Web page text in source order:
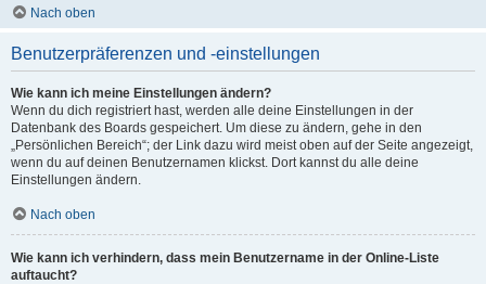
Nach oben
Benutzerpräferenzen und -einstellungen
Wie kann ich meine Einstellungen ändern?
Wenn du dich registriert hast, werden alle deine Einstellungen in der
Datenbank des Boards gespeichert. Um diese zu ändern, gehe in den
„Persönlichen Bereich“; der Link dazu wird meist oben auf der Seite angezeigt,
wenn du auf deinen Benutzernamen klickst. Dort kannst du alle deine
Einstellungen ändern.
Nach oben
Wie kann ich verhindern, dass mein Benutzername in der Online-Liste
auftaucht?